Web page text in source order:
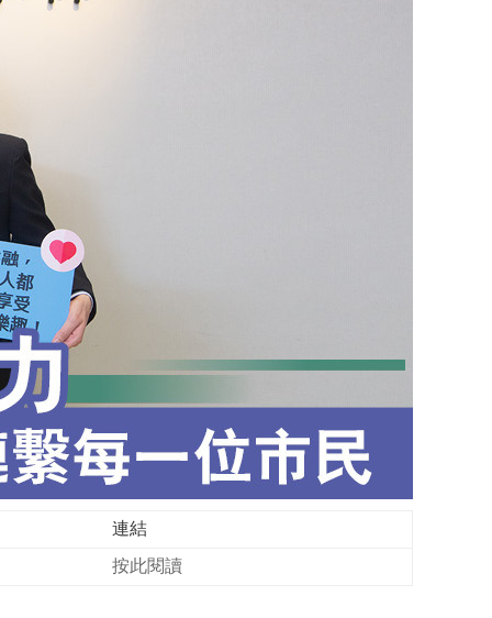
連結
按此閱讀